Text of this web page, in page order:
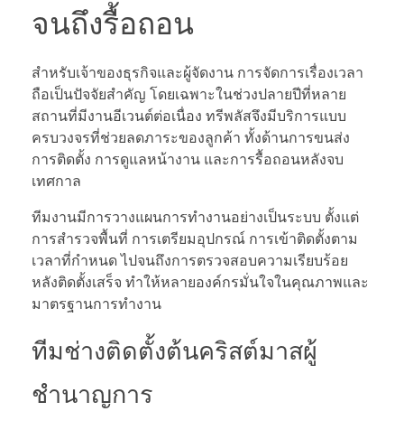
จนถึงรื้อถอน
สำหรับเจ้าของธุรกิจและผู้จัดงาน การจัดการเรื่องเวลา
ถือเป็นปัจจัยสำคัญ โดยเฉพาะในช่วงปลายปีที่หลาย
สถานที่มีงานอีเวนต์ต่อเนื่อง ทรีพลัสจึงมีบริการแบบ
ครบวงจรที่ช่วยลดภาระของลูกค้า ทั้งด้านการขนส่ง
การติดตั้ง การดูแลหน้างาน และการรื้อถอนหลังจบ
เทศกาล
ทีมงานมีการวางแผนการทำงานอย่างเป็นระบบ ตั้งแต่
การสำรวจพื้นที่ การเตรียมอุปกรณ์ การเข้าติดตั้งตาม
เวลาที่กำหนด ไปจนถึงการตรวจสอบความเรียบร้อย
หลังติดตั้งเสร็จ ทำให้หลายองค์กรมั่นใจในคุณภาพและ
มาตรฐานการทำงาน
ทีมช่างติดตั้งต้นคริสต์มาสผู้
ชำนาญการ